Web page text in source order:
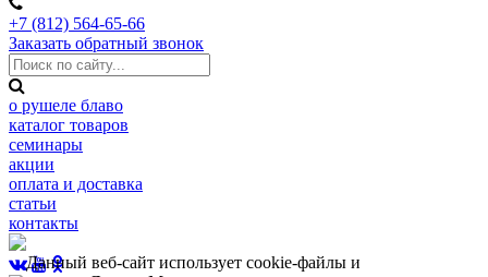
+7 (812) 564-65-66
Заказать обратный звонок
о рушеле блаво
каталог товаров
семинары
акции
оплата и доставка
статьи
контакты
Данный веб-сайт использует cookie-файлы и